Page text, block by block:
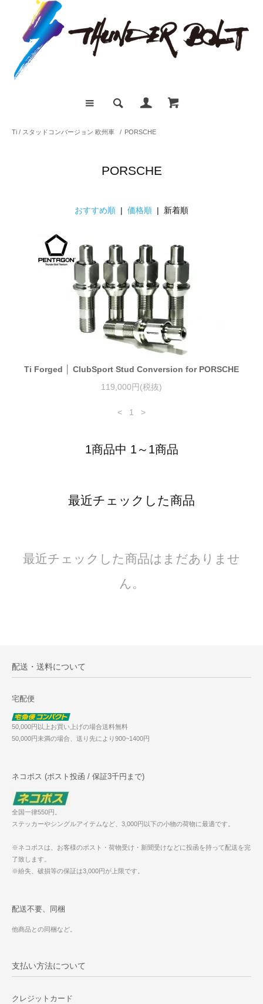
Ti / スタッドコンバージョン 欧州車 / PORSCHE
PORSCHE
おすすめ順 | 価格順 | 新着順
Ti Forged │ ClubSport Stud Conversion for PORSCHE
119,000円(税抜)
< 1 >
1商品中 1～1商品
最近チェックした商品
最近チェックした商品はまだありませ
ん。
配送・送料について
宅配便
50,000円以上お買い上げの場合送料無料
50,000円未満の場合、送り先により900~1400円
ネコポス (ポスト投函 / 保証3千円まで)
全国一律550円。
ステッカーやシングルアイテムなど、3,000円以下の小物の荷物に最適です。
※ネコポスは、お客様のポスト・荷物受け・新聞受けなどに投函を持って配送を完
了致します。
※紛失、破損等の保証は3,000円が上限です。
配送不要、同梱
他商品との同梱など。
支払い方法について
クレジットカード